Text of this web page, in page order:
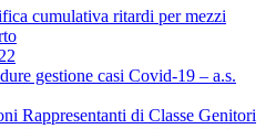
cumulativa ritardi per mezzi
gestione casi Covid-19 – a.s.
Rappresentanti di Classe Genitori